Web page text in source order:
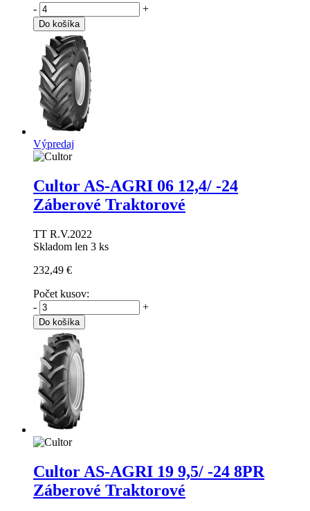
-
+
Do košíka
Výpredaj
Cultor AS-AGRI 06 12,4/ -24
Záberové Traktorové
TT R.V.2022
Skladom len 3 ks
232,49 €
Počet kusov:
-
+
Do košíka
Cultor AS-AGRI 19 9,5/ -24 8PR
Záberové Traktorové